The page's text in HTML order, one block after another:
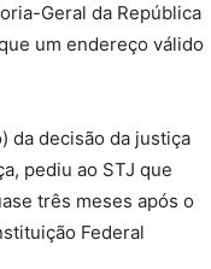
Geral da República
um endereço válido
da decisão da justiça
pediu ao STJ que
três meses após o
Federal